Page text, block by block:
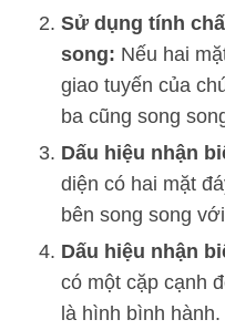
Sử dụng tính
song: Nếu hai
giao tuyến của
ba cũng song
Dấu hiệu nhận
diện có hai mặt
bên song song
Dấu hiệu nhận
có một cặp cạnh
là hình bình hành.